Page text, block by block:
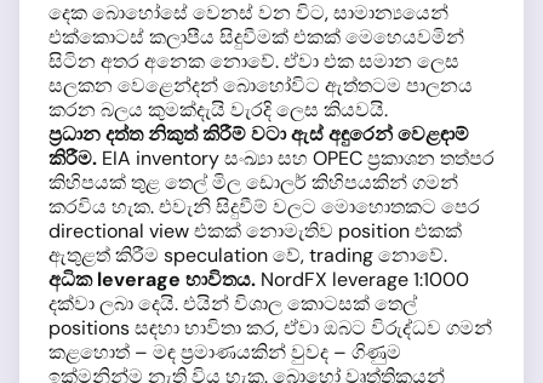
දෙක බොහෝසේ වෙනස් වන විට, සාමාන්‍යයෙන්
එක්කොටස් කලාපීය සිදුවීමක් එකක් මෙහෙයවමින්
සිටින අතර අනෙක නොවේ. ඒවා එක සමාන ලෙස
සලකන වෙළෙන්දන් බොහෝවිට ඇත්තටම පාලනය
කරන බලය කුමක්දැයි වැරදි ලෙස කියවයි.
ප්‍රධාන දත්ත නිකුත් කිරීම් වටා ඇස් අඳුරෙන් වෙළඳාම්
කිරීම. EIA inventory සංඛ්‍යා සහ OPEC ප්‍රකාශන තත්පර
කිහිපයක් තුළ තෙල් මිල ඩොලර් කිහිපයකින් ගමන්
කරවිය හැක. එවැනි සිදුවීම් වලට මොහොතකට පෙර
directional view එකක් නොමැතිව position එකක්
ඇතුළත් කිරීම speculation වේ, trading නොවේ.
අධික leverage භාවිතය. NordFX leverage 1:1000
දක්වා ලබා දෙයි. එයින් විශාල කොටසක් තෙල්
positions සඳහා භාවිතා කර, ඒවා ඔබට විරුද්ධව ගමන්
කළහොත් – මඳ ප්‍රමාණයකින් වුවද – ගිණුම
ඉක්මනින්ම නැති විය හැක. බොහෝ වෘත්තිකයන්